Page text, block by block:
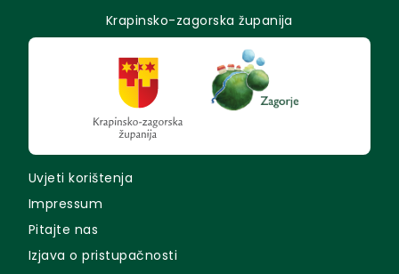
Krapinsko-zagorska županija
Uvjeti korištenja
Impressum
Pitajte nas
Izjava o pristupačnosti